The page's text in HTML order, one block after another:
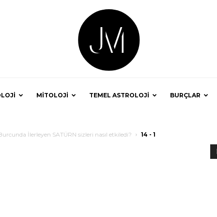
MİTOLOJİ TEMEL ASTROLOJİ BURÇLAR
İlerleyen SATÜRN sizleri nasıl etkiledi? 14 - 1